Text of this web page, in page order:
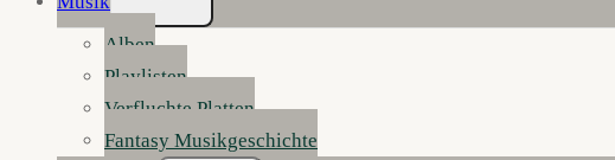
Umschalten
Alben
Playlisten
Verfluchte Platten
Fantasy Musikgeschichte